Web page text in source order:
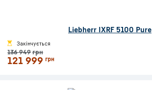
Liebherr IXRF 5100 Pure
Закінчується
136 949грн
121 999 грн